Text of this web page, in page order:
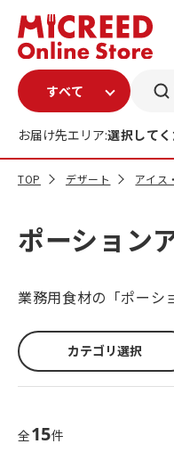
お届け先エリア:選択して
TOP デザート アイス
ポーション
業務用食材の「ポーシ
カテゴリ選択
全15件